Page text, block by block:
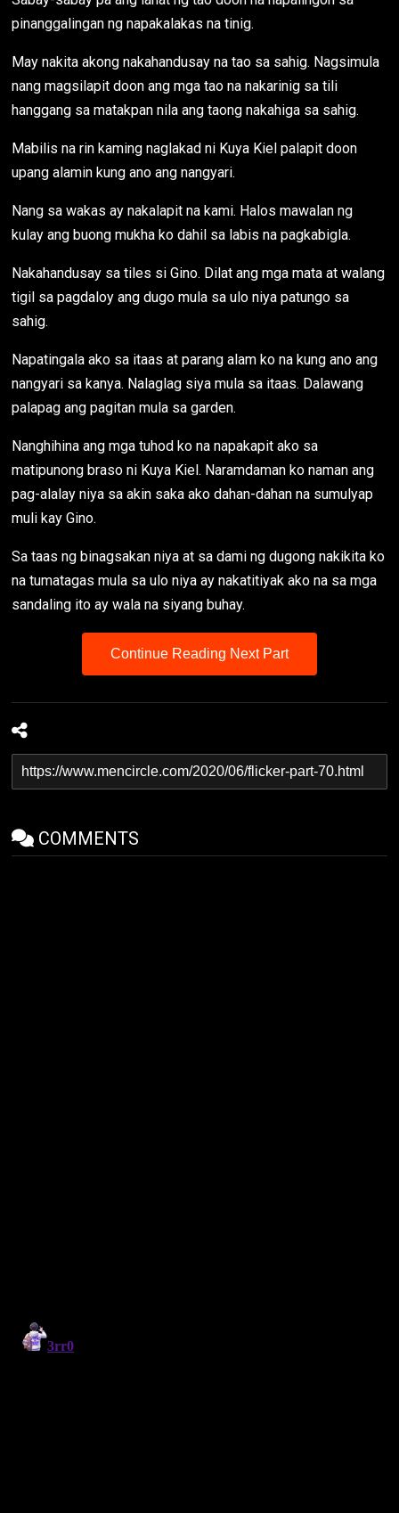
pinanggalingan ng napakalakas na tinig.
May nakita akong nakahandusay na tao sa sahig. Nagsimula
nang magsilapit doon ang mga tao na nakarinig sa tili
hanggang sa matakpan nila ang taong nakahiga sa sahig.
Mabilis na rin kaming naglakad ni Kuya Kiel palapit doon
upang alamin kung ano ang nangyari.
Nang sa wakas ay nakalapit na kami. Halos mawalan ng
kulay ang buong mukha ko dahil sa labis na pagkabigla.
Nakahandusay sa tiles si Gino. Dilat ang mga mata at walang
tigil sa pagdaloy ang dugo mula sa ulo niya patungo sa
sahig.
Napatingala ako sa itaas at parang alam ko na kung ano ang
nangyari sa kanya. Nalaglag siya mula sa itaas. Dalawang
palapag ang pagitan mula sa garden.
Nanghihina ang mga tuhod ko na napakapit ako sa
matipunong braso ni Kuya Kiel. Naramdaman ko naman ang
pag-alalay niya sa akin saka ako dahan-dahan na sumulyap
muli kay Gino.
Sa taas ng binagsakan niya at sa dami ng dugong nakikita ko
na tumatagas mula sa ulo niya ay nakatitiyak ako na sa mga
sandaling ito ay wala na siyang buhay.
Continue Reading Next Part
COMMENTS